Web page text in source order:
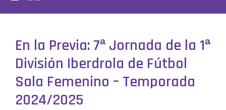
En la Previa: 7ª Jornada de la 1ª
División Iberdrola de Fútbol
Sala Femenino – Temporada
2024/2025